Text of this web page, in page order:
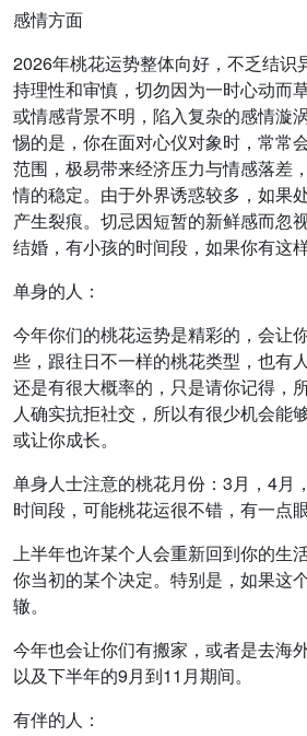
感情方面
2026年桃花运势整体向好，不乏结
持理性和审慎，切勿因为一时心动而
或情感背景不明，陷入复杂的感情漩
惕的是，你在面对心仪对象时，常常
范围，极易带来经济压力与情感落差
情的稳定。由于外界诱惑较多，如果
产生裂痕。切忌因短暂的新鲜感而忽
结婚，有小孩的时间段，如果你有这
单身的人：
今年你们的桃花运势是精彩的，会让
些，跟往日不一样的桃花类型，也有
还是有很大概率的，只是请你记得，
人确实抗拒社交，所以有很少机会能
或让你成长。
单身人士注意的桃花月份：3月，4月
时间段，可能桃花运很不错，有一点
上半年也许某个人会重新回到你的生
你当初的某个决定。特别是，如果这
辙。
今年也会让你们有搬家，或者是去海
以及下半年的9月到11月期间。
有伴的人：